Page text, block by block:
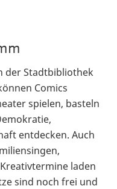
der Stadtbibliothek
Comics
spielen, basteln
entdecken. Auch
laden
sind noch frei und